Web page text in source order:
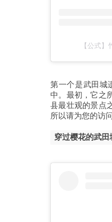
【公式
第一个是武田城
中。最初，它之
县最壮观的景点
所以请为您的访
穿过樱花的武田